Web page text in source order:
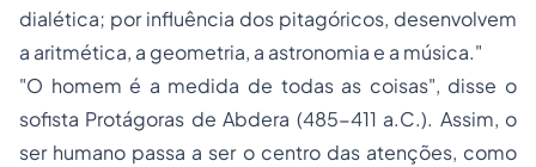
dialética; por influência dos pitagóricos, desenvolvem
a aritmética, a geometria, a astronomia e a música."
"O homem é a medida de todas as coisas", disse o
sofista Protágoras de Abdera (485-411 a.C.). Assim, o
ser humano passa a ser o centro das atenções, como